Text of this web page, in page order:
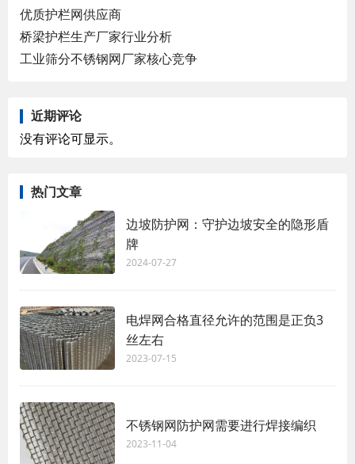
优质护栏网供应商
桥梁护栏生产厂家行业分析
工业筛分不锈钢网厂家核心竞争
近期评论
没有评论可显示。
热门文章
边坡防护网：守护边坡安全的隐形盾
牌
2024-07-27
电焊网合格直径允许的范围是正负3
丝左右
2023-07-15
不锈钢网防护网需要进行焊接编织
2023-11-04